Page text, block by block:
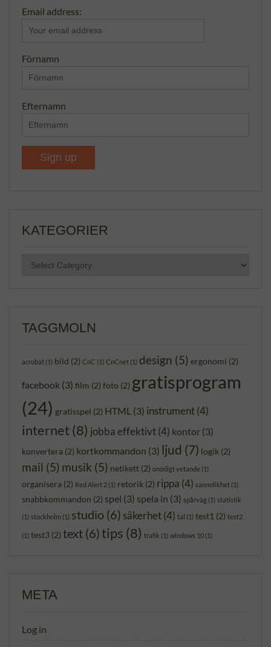
Email address:
Förnamn
Efternamn
KATEGORIER
KATEGORIER
TAGGMOLN
acrobat (1) bild (2) CnC (1) CnCnet (1) design (5) ergonomi (2)
facebook (3) film (2) foto (2) gratisprogram
(24) gratisspel (2) HTML (3) instrument(4)
internet(8) jobba effektivt(4) kontor (3)
konvertera (2) kortkommandon (3) ljud (7) logik (2)
mail (5) musik (5) netikett (2) onödigt vetande (1)
organisera (2) Red Alert 2 (1) retorik (2) rippa (4) sannolikhet (1)
snabbkommandon (2) spel (3) spela in (3) spårväg (1) statistik
(1) stockholm (1) studio (6) säkerhet(4) tal (1) test1 (2) test2
(1) test3 (2) text (6)tips (8) trafik (1) windows 10 (1)
META
Log in